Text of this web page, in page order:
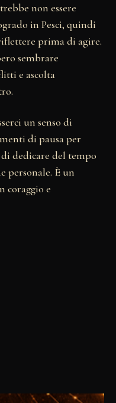
non essere
in Pesci, quindi
prima di agire.
sembrare
e ascolta
un senso di
di pausa per
dedicare del tempo
personale. È un
coraggio e